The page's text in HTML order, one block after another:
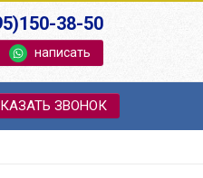
38-50
написать
ЗВОНОК